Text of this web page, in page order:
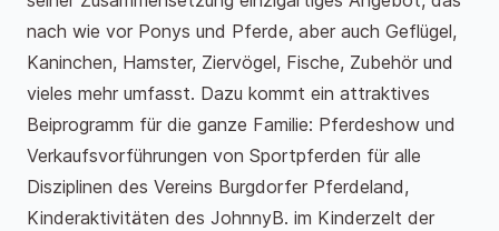
nach wie vor Ponys und Pferde, aber auch Geflügel,
Kaninchen, Hamster, Ziervögel, Fische, Zubehör und
vieles mehr umfasst. Dazu kommt ein attraktives
Beiprogramm für die ganze Familie: Pferdeshow und
Verkaufsvorführungen von Sportpferden für alle
Disziplinen des Vereins Burgdorfer Pferdeland,
Kinderaktivitäten des JohnnyB. im Kinderzelt der